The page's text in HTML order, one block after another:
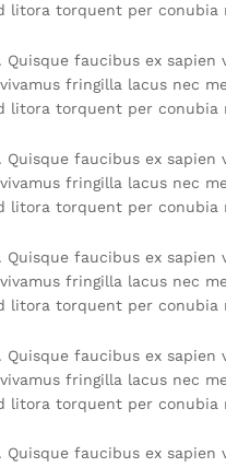
torquent per conubia
faucibus ex
fringilla lacus nec
torquent per conubia
faucibus ex
fringilla lacus nec
torquent per conubia
faucibus ex
fringilla lacus nec
torquent per conubia
faucibus ex
fringilla lacus nec
torquent per conubia
faucibus ex